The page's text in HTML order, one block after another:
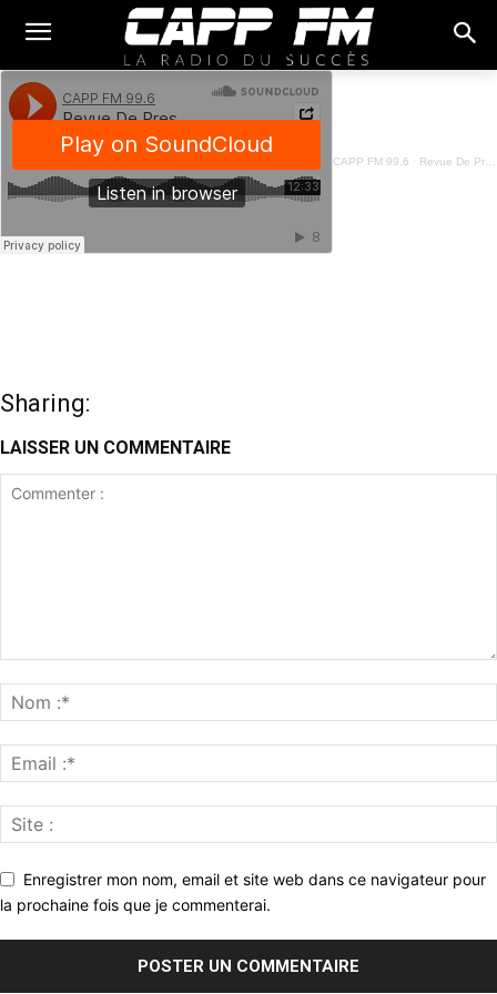
CAPP FM 99.6 · Revue De Presse Français - 02 Mai 2023
Sharing:
LAISSER UN COMMENTAIRE
Enregistrer mon nom, email et site web dans ce navigateur pour
la prochaine fois que je commenterai.